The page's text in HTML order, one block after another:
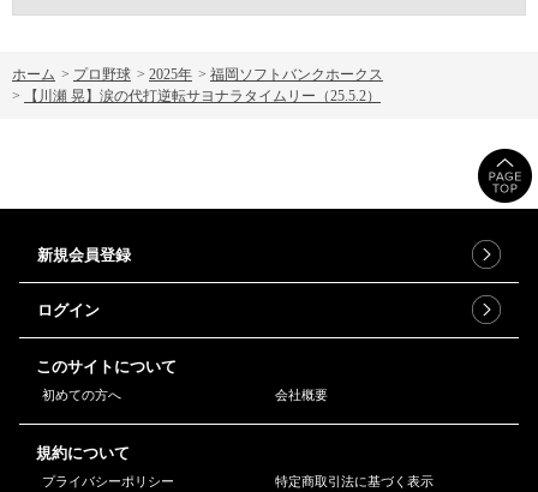
ホーム > プロ野球 > 2025年 > 福岡ソフトバンクホークス
>
【川瀬 晃】涙の代打逆転サヨナラタイムリー（25.5.2）
新規会員登録
ログイン
このサイトについて
初めての方へ 会社概要
規約について
プライバシーポリシー 特定商取引法に基づく表示